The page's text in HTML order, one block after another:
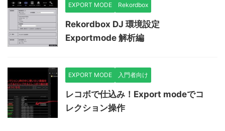
EXPORT MODE Rekordbox
Rekordbox DJ 環境設定
Exportmode 解析編
EXPORT MODE 入門者向け
レコボで仕込み！Export modeでコ
レクション操作